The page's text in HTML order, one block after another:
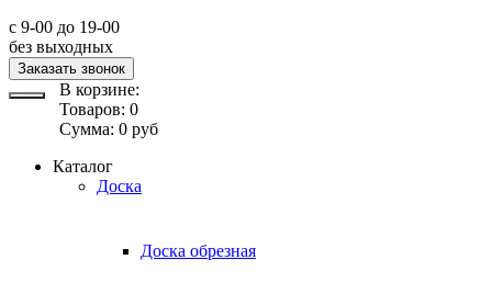
с 9-00 до 19-00
без выходных
Заказать звонок
В корзине:
Товаров: 0
Сумма: 0 руб
Каталог
Доска
Доска обрезная